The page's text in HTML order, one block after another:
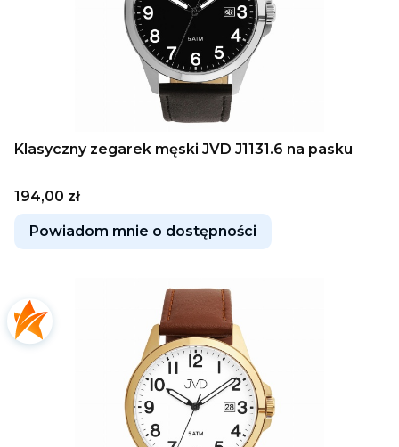
Klasyczny zegarek męski JVD J1131.6 na pasku
Cena
194,00 zł
Powiadom mnie o dostępności